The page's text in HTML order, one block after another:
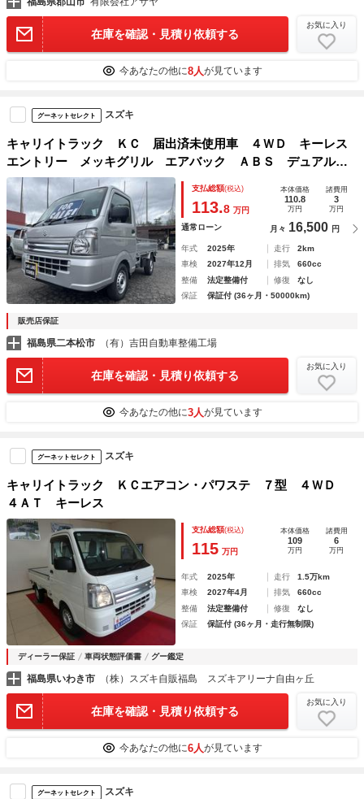
在庫を確認・見積り依頼する
お気に入り
今あなたの他に8人が見ています
グーネットセレクト スズキ
キャリイトラック ＫＣ 届出済未使用車 ４ＷＤ キーレス
エントリー メッキグリル エアバック ＡＢＳ デュアルセ
ンサーブレーキサポート ５速マニュアル エアコン パワス
テ パワーウィンドー リヤセンサーブレーキ
支払総額(税込)
113.8 万円
本体価格
110.8
万円
諸費用
3
万円
通常ローン 月々 16,500 円
年式 2025年 走行
2km
車検
2027年12月 排気
660cc
整備
法定整備付 修復
なし
保証
保証付 (36ヶ月・50000km)
販売店保証
福島県二本松市 （有）吉田自動車整備工場
在庫を確認・見積り依頼する
お気に入り
今あなたの他に3人が見ています
グーネットセレクト スズキ
キャリイトラック ＫＣエアコン・パワステ ７型 ４ＷＤ
４ＡＴ キーレス
支払総額(税込)
115 万円
本体価格
109
万円
諸費用
6
万円
年式 2025年 走行
1.5万km
車検
2027年4月 排気
660cc
整備
法定整備付 修復
なし
保証
保証付 (36ヶ月・走行無制限)
ディーラー保証 車両状態評価書 グー鑑定
福島県いわき市 （株）スズキ自販福島 スズキアリーナ自由ヶ丘
在庫を確認・見積り依頼する
お気に入り
今あなたの他に6人が見ています
グーネットセレクト スズキ